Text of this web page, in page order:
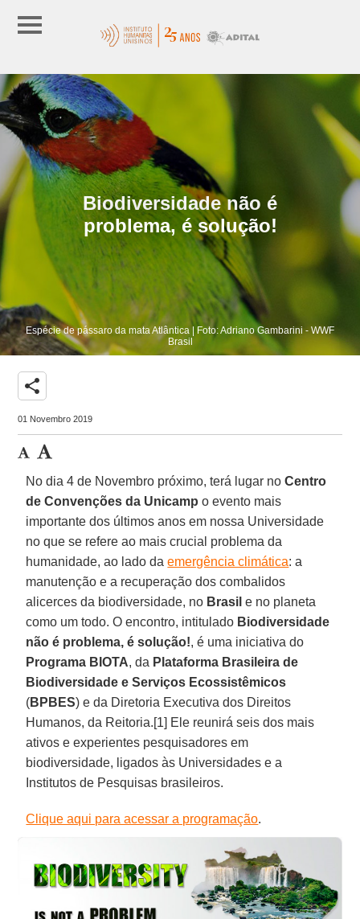
Biodiversidade não é
problema, é solução!
Espécie de pássaro da mata Atlântica | Foto: Adriano Gambarini - WWF
Brasil
share
01 Novembro 2019
No dia 4 de Novembro próximo, terá lugar noCentro
de Convenções da Unicamp o evento mais
importante dos últimos anos em nossa Universidade
no que se refere ao mais crucial problema da
humanidade, ao lado daemergência climática: a
manutenção e a recuperação dos combalidos
alicerces da biodiversidade, no Brasil e no planeta
como um todo. O encontro, intitulado Biodiversidade
não é problema, é solução!, é uma iniciativa do
Programa BIOTA, da Plataforma Brasileira de
Biodiversidade e Serviços Ecossistêmicos
(BPBES) e da Diretoria Executiva dos Direitos
Humanos, da Reitoria.[1] Ele reunirá seis dos mais
ativos e experientes pesquisadores em
biodiversidade, ligados às Universidades e a
Institutos de Pesquisas brasileiros.
Clique aqui para acessar a programação.